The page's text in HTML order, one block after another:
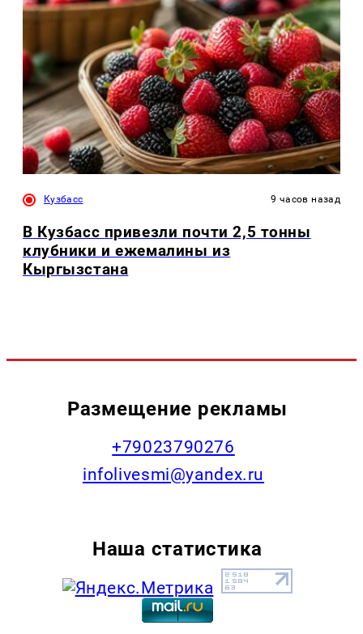
Кузбасс 9 часов назад
В Кузбасс привезли почти 2,5 тонны
клубники и ежемалины из
Кыргызстана
Размещение рекламы
+79023790276
infolivesmi@yandex.ru
Наша статистика